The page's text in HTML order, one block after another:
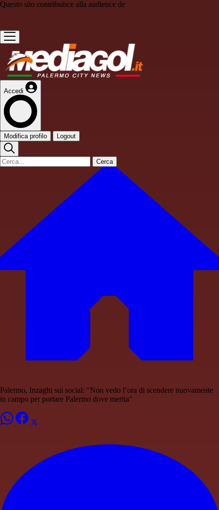
Questo sito contribuisce alla audience de
Accedi
Modifica profilo Logout
Cerca
Palermo, Inzaghi sui social: "Non vedo l’ora di scendere nuovamente
in campo per portare Palermo dove merita"